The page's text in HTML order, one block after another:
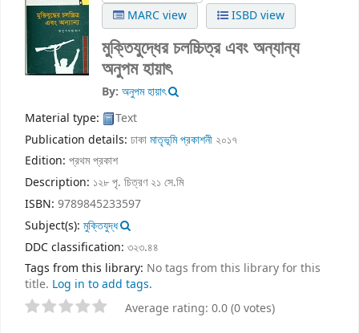
MARC view
ISBD view
মুক্তিযুদ্ধের চলচ্চিত্র এবং অন্যান্য
অনুপম হায়াৎ
By: অনুপম হায়াৎ
Material type:
Text
Publication details: ঢাকামাতৃভূমি প্রকাশনী২০১৭
Edition: প্রথম প্রকাশ
Description: ১২৮ পৃ. চিত্রণ ২১ সে.মি
ISBN: 9789845233597
Subject(s): মুক্তিযুদ্ধ
DDC classification: ৩২৩.৪৪
Tags from this library: No tags from this library for this
title. Log in to add tags.
Average rating: 0.0 (0 votes)